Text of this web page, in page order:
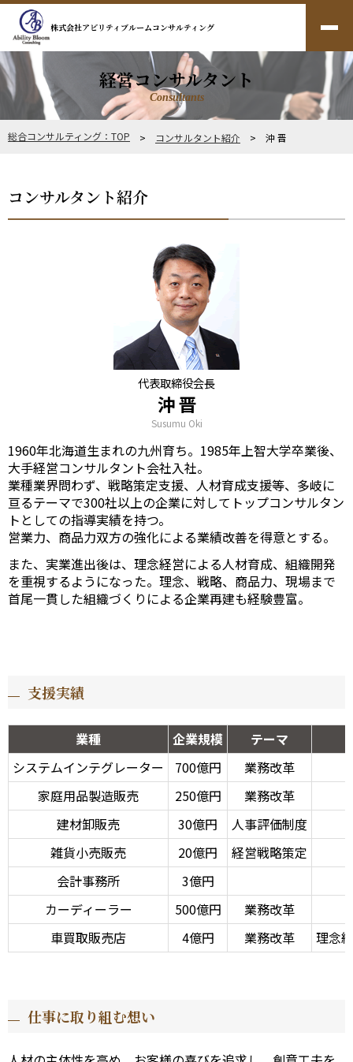
株式会社アビリティブルームコンサルティング
経営コンサルタント
Consultants
総合コンサルティング：TOP > コンサルタント紹介 > 沖 晋
コンサルタント紹介
代表取締役会長
沖 晋
Susumu Oki
1960年北海道生まれの九州育ち。1985年上智大学卒業後、
大手経営コンサルタント会社入社。
業種業界問わず、戦略策定支援、人材育成支援等、多岐に
亘るテーマで300社以上の企業に対してトップコンサルタン
トとしての指導実績を持つ。
営業力、商品力双方の強化による業績改善を得意とする。
また、実業進出後は、理念経営による人材育成、組織開発
を重視するようになった。理念、戦略、商品力、現場まで
首尾一貫した組織づくりによる企業再建も経験豊富。
支援実績
業種 企業規模
テーマ
システムインテグレーター
700億円
業務改革
家庭用品製造販売
250億円
業務改革
建材卸販売
30億円
人事評価制度
雑貨小売販売
20億円
経営戦略策定
会計事務所
3億円
カーディーラー
500億円
業務改革
車買取販売店
4億円 業務改革 理念
仕事に取り組む想い